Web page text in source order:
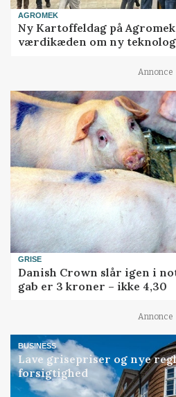
AGROMEK
Ny Kartoffeldag på Agromek
værdikæden om ny
Annonce
GRISE
Danish Crown slår igen i
gab er 3 kroner – ikke 4,30
Annonce
BUSINESS
Lave grisepriser og nye
forsigtighed